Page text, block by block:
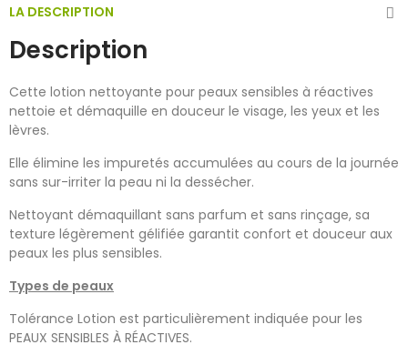
LA DESCRIPTION
Description
Cette lotion nettoyante pour peaux sensibles à réactives
nettoie et démaquille en douceur le visage, les yeux et les
lèvres.
Elle élimine les impuretés accumulées au cours de la journée
sans sur-irriter la peau ni la dessécher.
Nettoyant démaquillant sans parfum et sans rinçage, sa
texture légèrement gélifiée garantit confort et douceur aux
peaux les plus sensibles.
Types de peaux
Tolérance Lotion est particulièrement indiquée pour les
PEAUX SENSIBLES À RÉACTIVES.